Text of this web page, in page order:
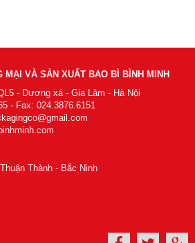
MẠI VÀ SẢN XUẤT BAO BÌ BÌNH MINH
- Dương xá - Gia Lâm - Hà Nội
- Fax: 024.3876.6151
Thành - Bắc Ninh